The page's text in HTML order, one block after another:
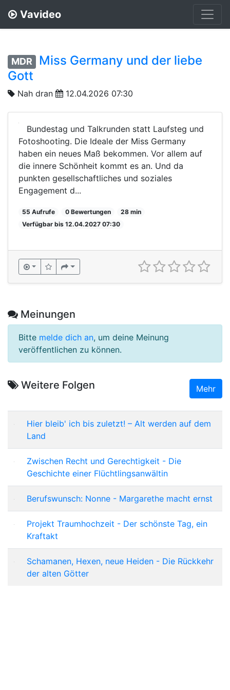
Vavideo
MDR
Miss Germany und der liebe
Gott
Nah dran 12.04.2026 07:30
Bundestag und Talkrunden statt Laufsteg und
Fotoshooting. Die Ideale der Miss Germany
haben ein neues Maß bekommen. Vor allem auf
die innere Schönheit kommt es an. Und da
punkten gesellschaftliches und soziales
Engagement d...
55 Aufrufe 0 Bewertungen
28 min
Verfügbar bis 12.04.2027 07:30
Meinungen
Bitte melde dich an, um deine Meinung
veröffentlichen zu können.
Weitere Folgen Mehr
Hier bleib' ich bis zuletzt! – Alt werden auf dem
Land
Zwischen Recht und Gerechtigkeit - Die
Geschichte einer Flüchtlingsanwältin
Berufswunsch: Nonne - Margarethe macht ernst
Projekt Traumhochzeit - Der schönste Tag, ein
Kraftakt
Schamanen, Hexen, neue Heiden - Die Rückkehr
der alten Götter